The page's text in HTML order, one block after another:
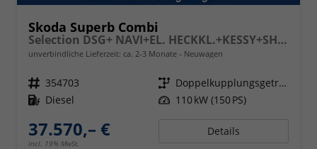
Skoda Superb Combi
Selection DSG+ NAVI+EL. HECKKL.+KESSY+SHZ V+H
unverbindliche Lieferzeit: ca. 2-3 Monate Neuwagen
Fahrzeugnr. 354703 Getriebe
Doppelkupplungsgetriebe (DSG)
Kraftstoff Diesel Leistung 110 kW (150 PS)
37.570,– €
incl. 19% MwSt.
Details